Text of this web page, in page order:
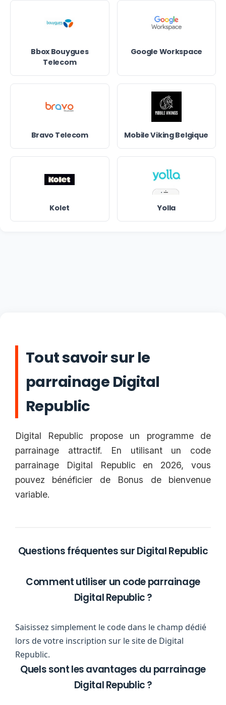
Bbox Bouygues
Telecom
Google Workspace
Bravo Telecom Mobile Viking Belgique
Kolet Yolla
Tout savoir sur le
parrainage Digital
Republic
Digital Republic propose un programme de
parrainage attractif. En utilisant un code
parrainage Digital Republic en 2026, vous
pouvez bénéficier de Bonus de bienvenue
variable.
Questions fréquentes sur Digital Republic
Comment utiliser un code parrainage
Digital Republic ?
Saisissez simplement le code dans le champ dédié
lors de votre inscription sur le site de Digital
Republic.
Quels sont les avantages du parrainage
Digital Republic ?